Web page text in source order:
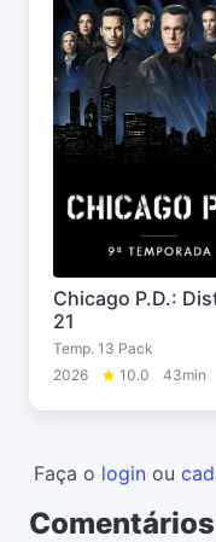
Chicago P.D.:
21
Temp. 13 Pack
2026
10.0 43min
Faça o login ou
Comentários